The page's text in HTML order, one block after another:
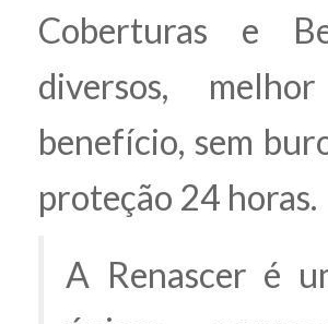
Coberturas e
diversos,
benefício, sem
proteção 24 horas.
A Renascer é